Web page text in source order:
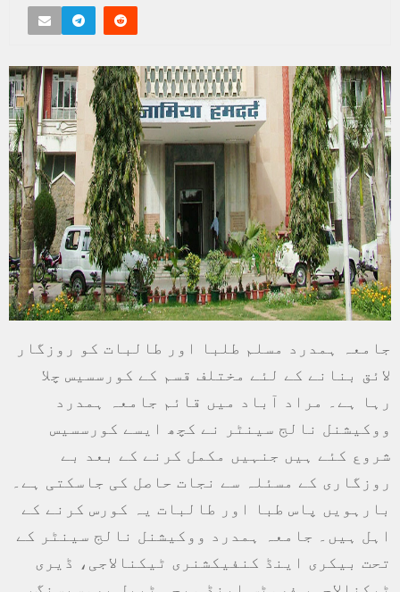
جامعہ ہمدرد مسلم طلبا اور طالبات کو روزگار
لائق بنانے کے لئے مختلف قسم کے کورسسیس چلا
رہا ہے۔ مراد آباد میں قائم جامعہ ہمدرد
ووکیشنل نالج سینٹر نے کچھ ایسے کورسسیس
شروع کئے ہیں جنہیں مکمل کرنے کے بعد بے
روزگاری کے مسئلہ سے نجات حاصل کی جاسکتی ہے۔
بارہویں پاس طبا اور طالبات یہ کورس کرنے کے
اہل ہیں۔ جامعہ ہمدرد ووکیشنل نالج سینٹر کے
تحت بیکری اینڈ کنفیکشنری ٹیکنالاجی، ڈیری